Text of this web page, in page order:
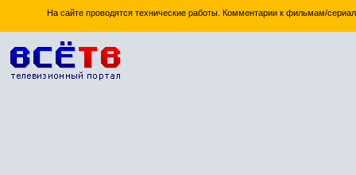
На сайте проводятся технические работы. Комментарии к фильмам/